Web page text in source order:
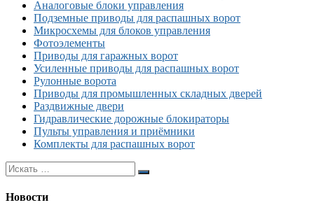
Аналоговые блоки управления
Подземные приводы для распашных ворот
Микросхемы для блоков управления
Фотоэлементы
Приводы для гаражных ворот
Усиленные приводы для распашных ворот
Рулонные ворота
Приводы для промышленных складных дверей
Раздвижные двери
Гидравлические дорожные блокираторы
Пульты управления и приёмники
Комплекты для распашных ворот
Новости